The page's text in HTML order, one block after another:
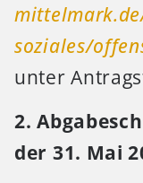
soziales/
unter
2.
der 31. Mai